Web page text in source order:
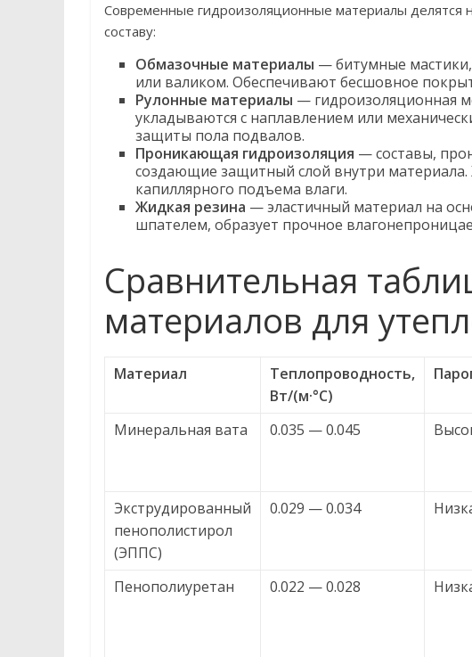
Современные гидроизоляционные материалы делятся
составу:
Обмазочные материалы — битумные
или валиком. Обеспечивают бесшовное
Рулонные материалы — гидроизоляционная
укладываются с наплавлением или
защиты пола подвалов.
Проникающая гидроизоляция — составы,
создающие защитный слой внутри
капиллярного подъема влаги.
Жидкая резина — эластичный материал на
шпателем, образует прочное
Сравнительная
материалов для
Материал
Теплопроводность,
Вт/(м·°С)
Минеральная вата 0.035 — 0.045
Экструдированный
пенополистирол
(ЭППС)
0.029 — 0.034
Пенополиуретан 0.022 — 0.028